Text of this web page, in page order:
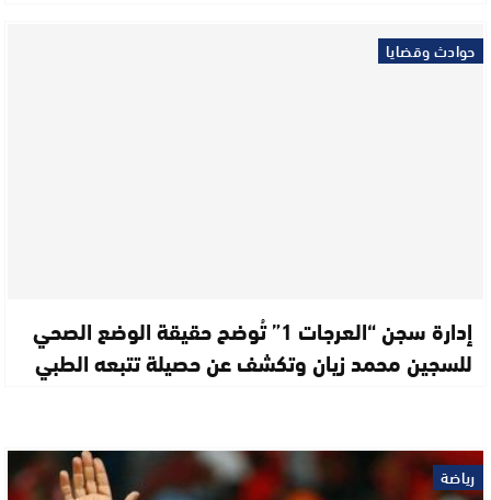
حوادث وقضايا
إدارة سجن “العرجات 1” تُوضح حقيقة الوضع الصحي
للسجين محمد زيان وتكشف عن حصيلة تتبعه الطبي
رياضة